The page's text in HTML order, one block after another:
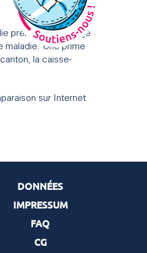
prennent en charge
maladie. Une prime
la caisse-
sur Internet
DONNÉES
IMPRESSUM
FAQ
CG